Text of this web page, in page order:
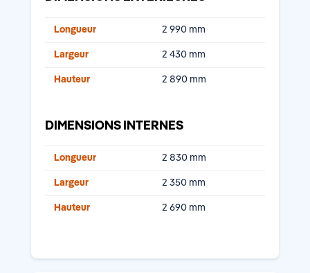
Longueur 2 990 mm
Largeur 2 430 mm
Hauteur 2 890 mm
DIMENSIONS INTERNES
Longueur 2 830 mm
Largeur 2 350 mm
Hauteur 2 690 mm